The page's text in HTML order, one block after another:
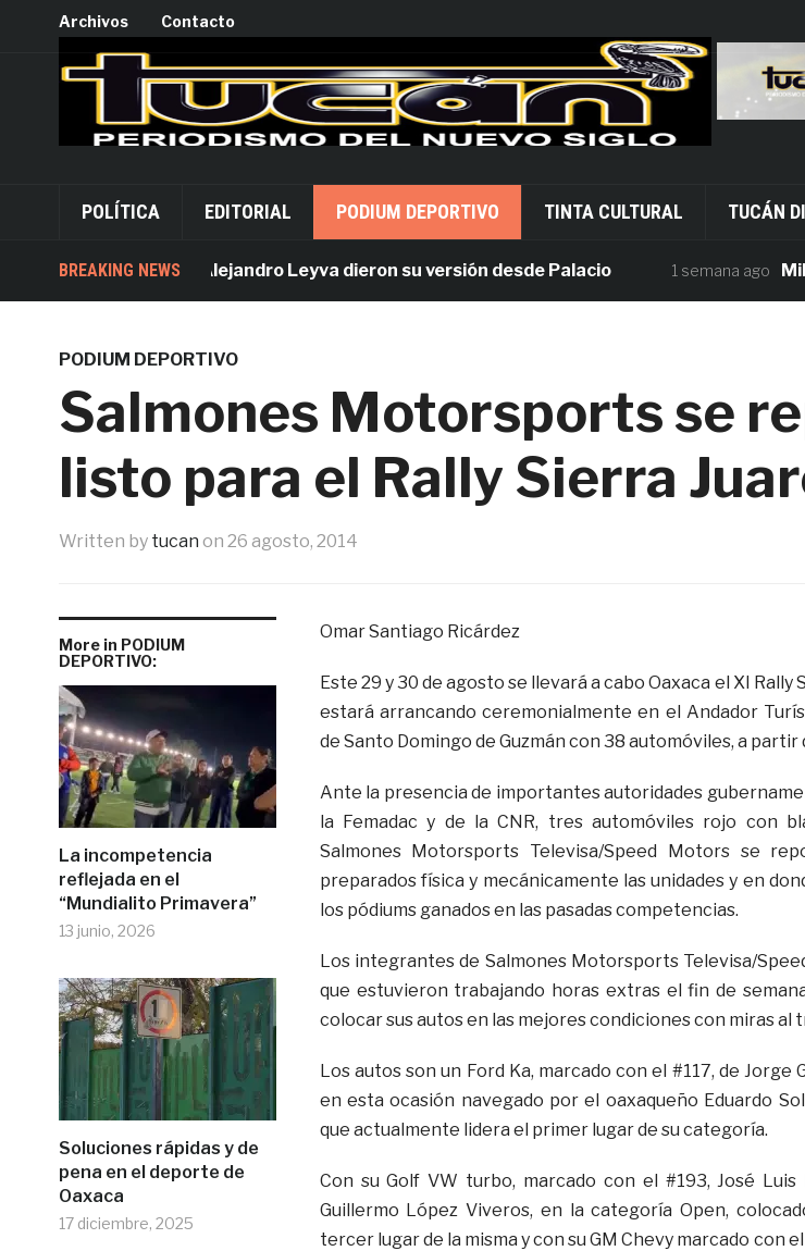
Archivos Contacto
POLÍTICA EDITORIAL PODIUM DEPORTIVO TINTA CULTURAL TUCÁN
BREAKING NEWS
Acusados por Alejandro Leyva dieron su versión desde Palacio 1 semana ago
PODIUM DEPORTIVO
Salmones Motorsports se
listo para el Rally Sierra
Written by tucan on 26 agosto, 2014
More in PODIUM
DEPORTIVO:
La incompetencia
reflejada en el
“Mundialito Primavera”
13 junio, 2026
Soluciones rápidas y de
pena en el deporte de
Oaxaca
17 diciembre, 2025
Omar Santiago Ricárdez
Este 29 y 30 de agosto se llevará a cabo Oaxaca el XI Rally
estará arrancando ceremonialmente en el Andador
de Santo Domingo de Guzmán con 38 automóviles, a partir
Ante la presencia de importantes autoridades
la Femadac y de la CNR, tres automóviles rojo con
Salmones Motorsports Televisa/Speed Motors se
preparados física y mecánicamente las unidades y en
los pódiums ganados en las pasadas competencias.
Los integrantes de Salmones Motorsports Televisa/
que estuvieron trabajando horas extras el fin de
colocar sus autos en las mejores condiciones con miras al
Los autos son un Ford Ka, marcado con el #117, de Jorge
en esta ocasión navegado por el oaxaqueño Eduardo
que actualmente lidera el primer lugar de su categoría.
Con su Golf VW turbo, marcado con el #193, José Luis
Guillermo López Viveros, en la categoría Open,
tercer lugar de la misma y con su GM Chevy marcado con